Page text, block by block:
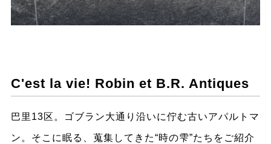
C'est la vie! Robin et B.R. Antiques
巴里13区。ゴブラン大通り沿いに佇む古いアパルトマ
ン。そこに眠る、蒐集してきた“時の雫”たちをご紹介